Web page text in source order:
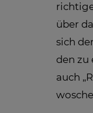
über
sich
den zu
auch